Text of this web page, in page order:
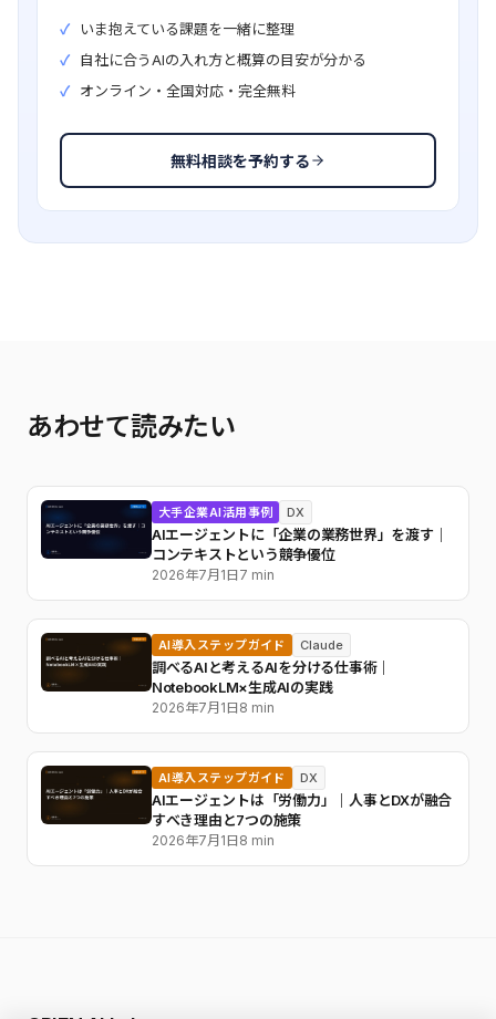
いま抱えている課題を一緒に整理
自社に合うAIの入れ方と概算の目安が分かる
オンライン・全国対応・完全無料
無料相談を予約する
あわせて読みたい
大手企業AI活用事例 DX
AIエージェントに「企業の業務世界」を渡す｜
コンテキストという競争優位
2026年7月1日7 min
AI導入ステップガイド Claude
調べるAIと考えるAIを分ける仕事術｜
NotebookLM×生成AIの実践
2026年7月1日8 min
AI導入ステップガイド DX
AIエージェントは「労働力」｜人事とDXが融合
すべき理由と7つの施策
2026年7月1日8 min